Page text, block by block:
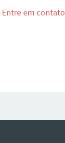
Entre em contato